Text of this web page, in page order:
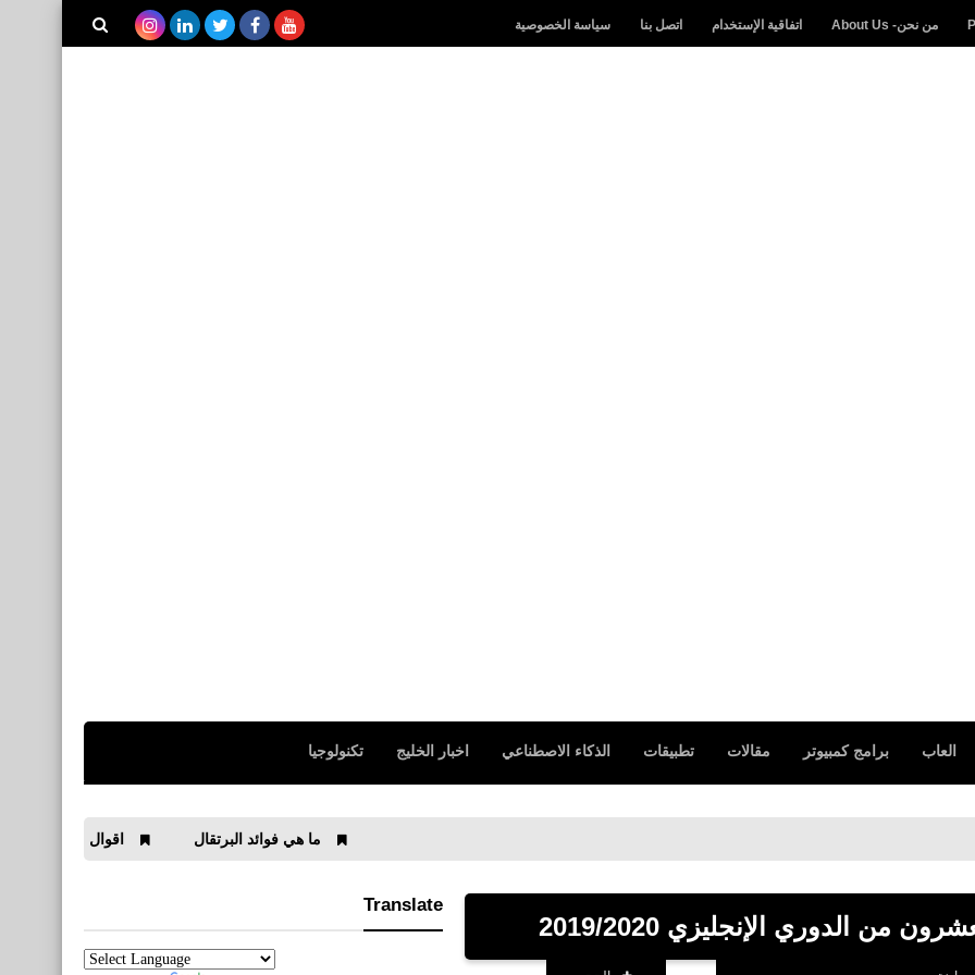
من نحن- About Us اتفاقية الإستخدام اتصل بنا سياسة الخصوصية
العاب برامج كمبيوتر مقالات تطبيقات الذكاء الاصطناعي اخبار الخليج تكنولوجيا
ما هي فوائد البرتقال اقوال من ذهب لأبن القيم رحمه
من الدوري الإنجليزي 2019/2020
Translate